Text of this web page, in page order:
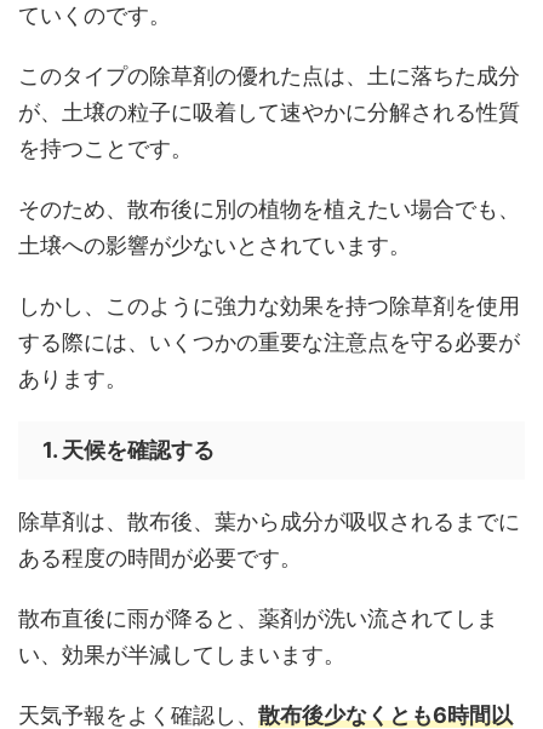
ていくのです。
このタイプの除草剤の優れた点は、土に落ちた成分
が、土壌の粒子に吸着して速やかに分解される性質
を持つことです。
そのため、散布後に別の植物を植えたい場合でも、
土壌への影響が少ないとされています。
しかし、このように強力な効果を持つ除草剤を使用
する際には、いくつかの重要な注意点を守る必要が
あります。
1. 天候を確認する
除草剤は、散布後、葉から成分が吸収されるまでに
ある程度の時間が必要です。
散布直後に雨が降ると、薬剤が洗い流されてしま
い、効果が半減してしまいます。
天気予報をよく確認し、 散布後少なくとも6時間以